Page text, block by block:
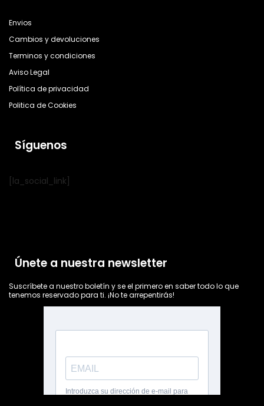
Envios
Cambios y devoluciones
Terminos y condiciones
Aviso Legal
Política de privacidad
Politica de Cookies
Síguenos
[la_social_link]
Únete a nuestra newsletter
Suscríbete a nuestro boletín y se el primero en saber todo lo que
tenemos reservado para ti. ¡No te arrepentirás!